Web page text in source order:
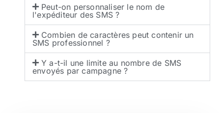
Peut-on personnaliser le nom de
l'expéditeur des SMS ?
Combien de caractères peut contenir un
SMS professionnel ?
Y a-t-il une limite au nombre de SMS
envoyés par campagne ?